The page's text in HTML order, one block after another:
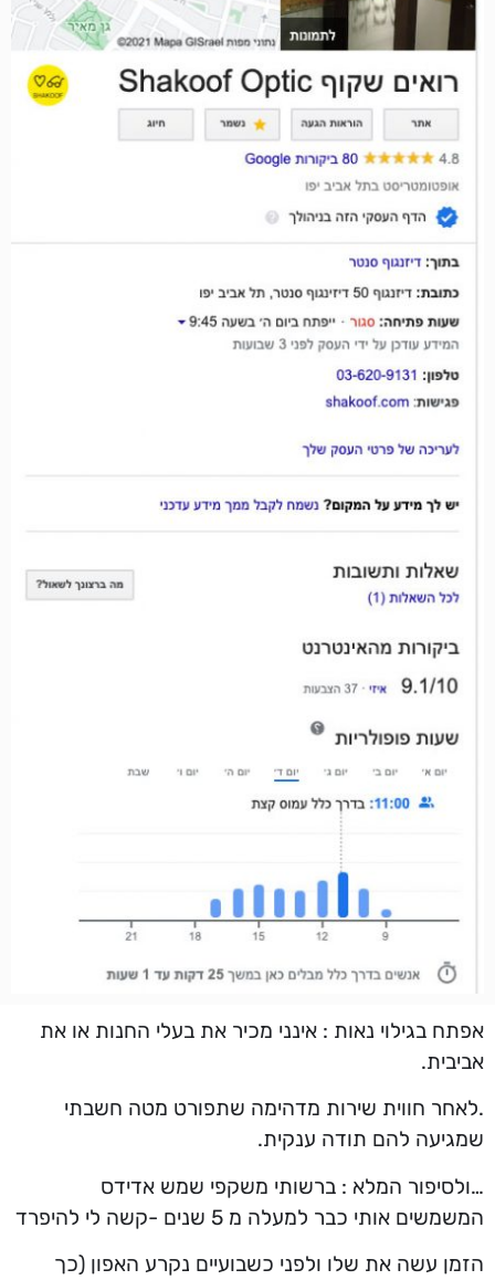
אפתח בגילוי נאות : אינני מכיר את בעלי החנות או את
אביבית.
.לאחר חווית שירות מדהימה שתפורט מטה חשבתי
שמגיעה להם תודה ענקית.
…ולסיפור המלא : ברשותי משקפי שמש אדידס
המשמשים אותי כבר למעלה מ 5 שנים -קשה לי להיפרד
הזמן עשה את שלו ולפני כשבועיים נקרע האפון (כך